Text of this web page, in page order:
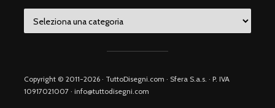
Copyright © 2011-2026 · TuttoDisegni.com · Sfera S.a.s. · P. IVA
10917021007 · info@tuttodisegni.com